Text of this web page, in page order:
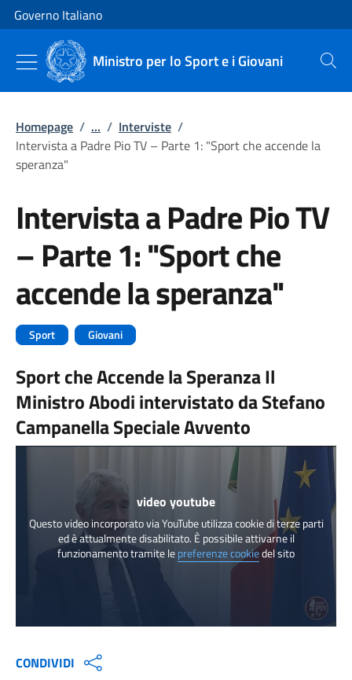
Vai al contenuto
Vai alla navigazione del sito
Governo Italiano
Ministro per lo Sport e i Giovani Cerca
Homepage / ... / Interviste /
Intervista a Padre Pio TV – Parte 1: "Sport che accende la
speranza"
Intervista a Padre Pio TV
– Parte 1: "Sport che
accende la speranza"
Sport Giovani
Sport che Accende la Speranza Il
Ministro Abodi intervistato da Stefano
Campanella Speciale Avvento
video youtube
Questo video incorporato via YouTube utilizza cookie di terze parti
ed è attualmente disabilitato. È possibile attivarne il
funzionamento tramite le preferenze cookiedel sito
CONDIVIDI